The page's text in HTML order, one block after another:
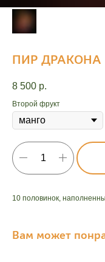
ПИР ДРАКОНА
8 500 р.
Второй фрукт
10 половинок,
Вам может